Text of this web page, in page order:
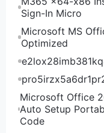
ExtraVM荷兰vps移
可以看到，
穿美国到荷兰机房
都是直连回程还不
高了，回程又绕美
延迟超高，回程倒
国，电信移动直连
都很高，路由挺差的
Sign-In Micro
Microsoft MS
Optimized
Microsoft Office
Auto Setup
Code